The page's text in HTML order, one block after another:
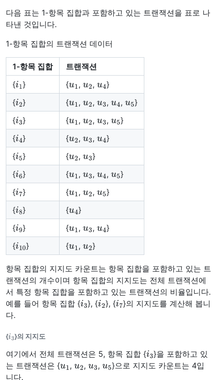
다음 표는 1-항목 집합과 포함하고 있는 트랜잭션을 표로 나
타낸 것입니다.
1-항목 집합의 트랜잭션 데이터
1-항목 집합
트랜잭션
{i1 } {u1 , u2 , u4}
{i2} {u1 , u2 , u3 , u4, u5}
{i3} {u1 , u2 , u3 , u5}
{i4} {u2 , u3 , u4}
{i5} {u2 , u3}
{i6} {u1 , u3 , u4, u5}
{i7 } {u1 , u2 , u5}
{i8} {u4}
{i9} {u1 , u3 , u4}
{i10} {u1 , u2}
항목 집합의 지지도 카운트는 항목 집합을 포함하고 있는 트
랜잭션의 개수이며 항목 집합의 지지도는 전체 트랜잭션에
서 특정 항목 집합을 포함하고 있는 트랜잭션의 비율입니다.
예를 들어 항목 집합 {i3}, {i2 }, {i7 }의 지지도를 계산해 봅니
다.
{i3 }의 지지도
여기에서 전체 트랜잭션은 5, 항목 집합 {i3}을 포함하고 있
는 트랜잭션은 {u1 , u2 , u3 , u5}으로 지지도 카운트는 4입
니다.